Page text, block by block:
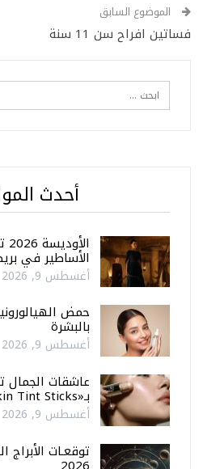
الموضوع السابق
فساتين افراح سن 11 سنة
أحدث
الأساطير في
أغسطس 9, 2026
حمض
بالبشرة
أغسطس 9, 2026
عاشقات الجمال
بـ«Skin Tint Sticks»
أغسطس 9, 2026